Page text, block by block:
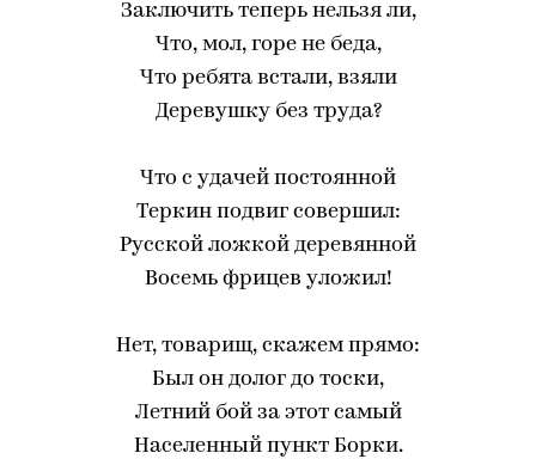
Заключить теперь нельзя ли,
Что, мол, горе не беда,
Что ребята встали, взяли
Деревушку без труда?
Что с удачей постоянной
Теркин подвиг совершил:
Русской ложкой деревянной
Восемь фрицев уложил!
Нет, товарищ, скажем прямо:
Был он долог до тоски,
Летний бой за этот самый
Населенный пункт Борки.